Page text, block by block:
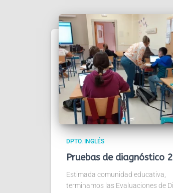
DPTO. INGLÉS
Pruebas de diagnóstico
Estimada comunidad
terminamos las Evaluaciones de